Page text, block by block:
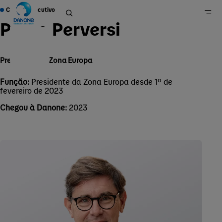
Grupo
Sobre Nós
Governança
Comitê Executivo
Pablo Perversi
Presidente da Zona Europa
Função: Presidente da Zona Europa desde 1º de
fevereiro de 2023
Chegou à Danone: 2023